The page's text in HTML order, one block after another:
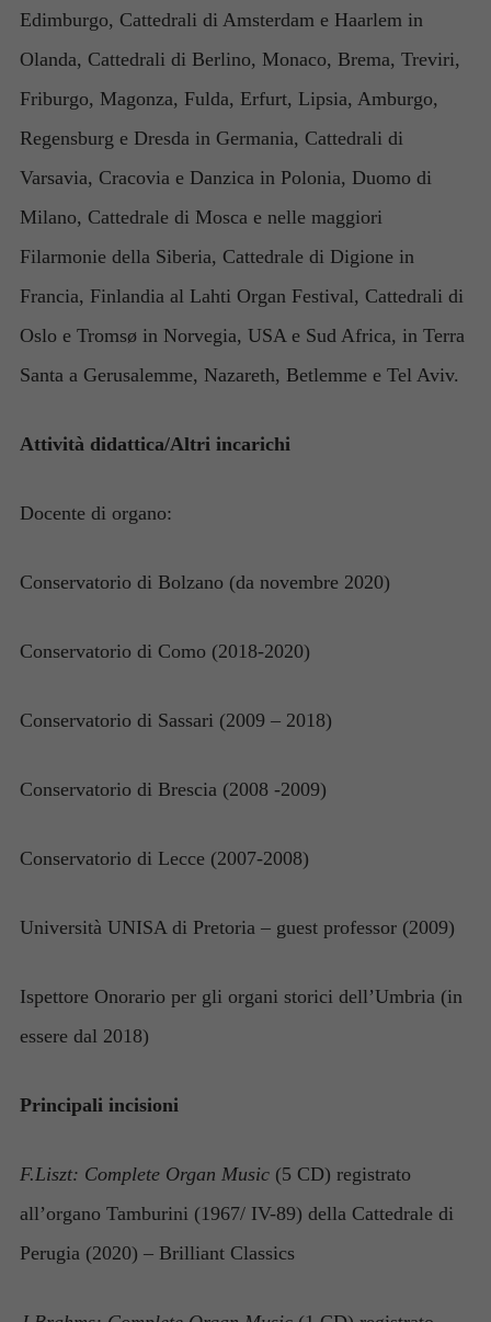
Edimburgo, Cattedrali di Amsterdam e Haarlem in
Olanda, Cattedrali di Berlino, Monaco, Brema, Treviri,
Friburgo, Magonza, Fulda, Erfurt, Lipsia, Amburgo,
Regensburg e Dresda in Germania, Cattedrali di
Varsavia, Cracovia e Danzica in Polonia, Duomo di
Milano, Cattedrale di Mosca e nelle maggiori
Filarmonie della Siberia, Cattedrale di Digione in
Francia, Finlandia al Lahti Organ Festival, Cattedrali di
Oslo e Tromsø in Norvegia, USA e Sud Africa, in Terra
Santa a Gerusalemme, Nazareth, Betlemme e Tel Aviv.
Attività didattica/Altri incarichi
Docente di organo:
Conservatorio di Bolzano (da novembre 2020)
Conservatorio di Como (2018-2020)
Conservatorio di Sassari (2009 – 2018)
Conservatorio di Brescia (2008 -2009)
Conservatorio di Lecce (2007-2008)
Università UNISA di Pretoria – guest professor (2009)
Ispettore Onorario per gli organi storici dell’Umbria (in
essere dal 2018)
Principali incisioni
F.Liszt: Complete Organ Music (5 CD) registrato
all’organo Tamburini (1967/ IV-89) della Cattedrale di
Perugia (2020) – Brilliant Classics